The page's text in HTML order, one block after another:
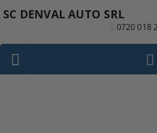
SC DENVAL AUTO SRL
0720 018